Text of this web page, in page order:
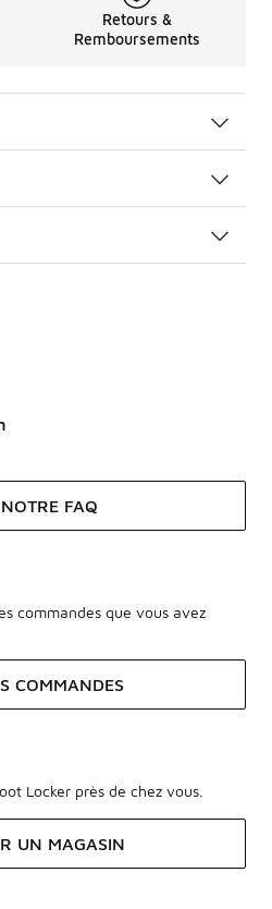
Retours &
Remboursements
FAQ
commandes que vous avez
COMMANDES
Locker près de chez vous.
UN MAGASIN